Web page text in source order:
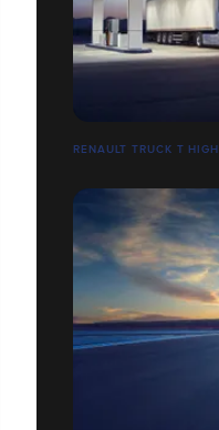
RENAULT TRUCK T HIGH